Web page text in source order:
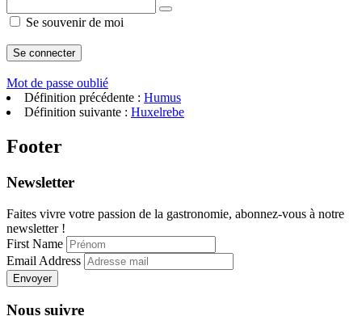
Se souvenir de moi
Mot de passe oublié
Définition précédente : Humus
Définition suivante : Huxelrebe
Footer
Newsletter
Faites vivre votre passion de la gastronomie, abonnez-vous à notre
newsletter !
First Name
Email Address
Envoyer
Nous suivre